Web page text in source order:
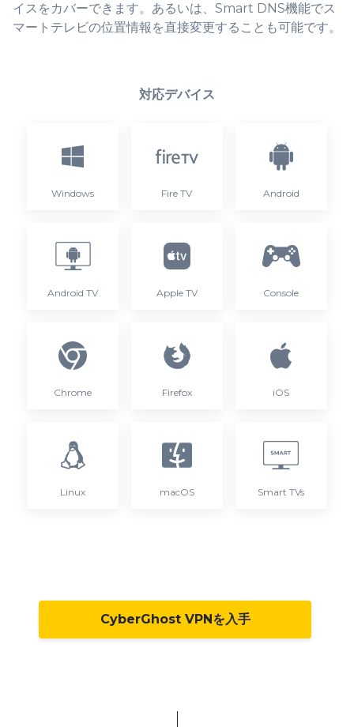
イスをカバーできます。あるいは、Smart DNS機能でス
マートテレビの位置情報を直接変更することも可能です。
対応デバイス
Windows Fire TV Android
Android TV Apple TV Console
Chrome Firefox iOS
Linux macOS Smart TVs
CyberGhost VPNを入手